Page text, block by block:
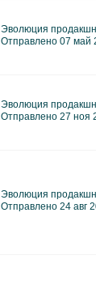
Эволюция
Отправлено 07 май
Эволюция
Отправлено 27 ноя
Эволюция
Отправлено 24 авг